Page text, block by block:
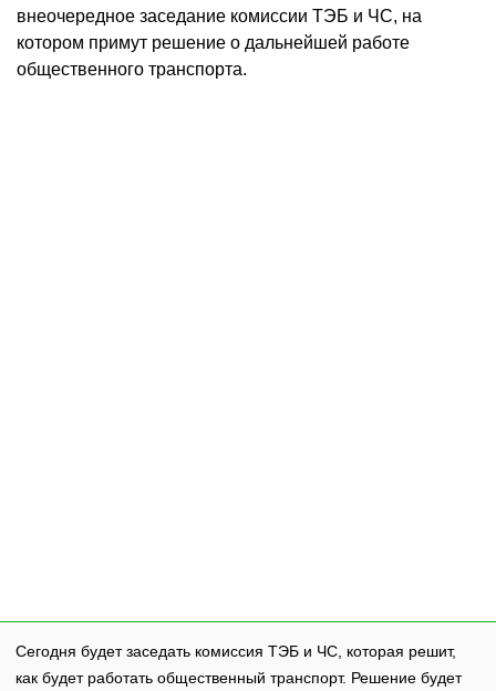
внеочередное заседание комиссии ТЭБ и ЧС, на
котором примут решение о дальнейшей работе
общественного транспорта.
Сегодня будет заседать комиссия ТЭБ и ЧС, которая решит,
как будет работать общественный транспорт. Решение будет